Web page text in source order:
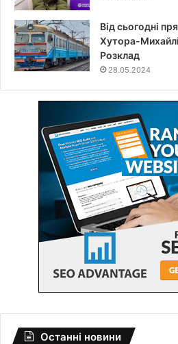
Від сьогодні
Хутора-
Розклад
28.05.2024
Останні новини